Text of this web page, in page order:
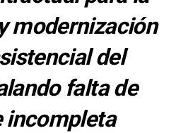
modernización
del
falta de
incompleta